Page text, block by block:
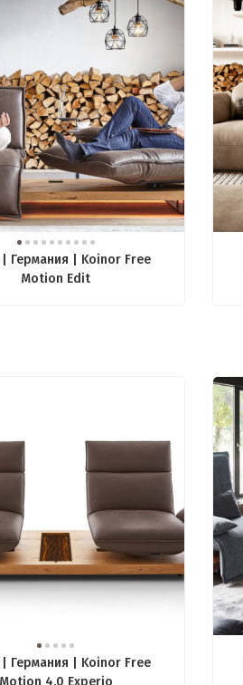
Германия | Koinor Free
Motion Edit
Германия | Koinor Free
Motion 4.0 Experio